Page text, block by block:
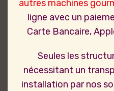
autres machines
ligne avec un
Carte Bancaire,
Seules les
nécessitant un
installation par nos